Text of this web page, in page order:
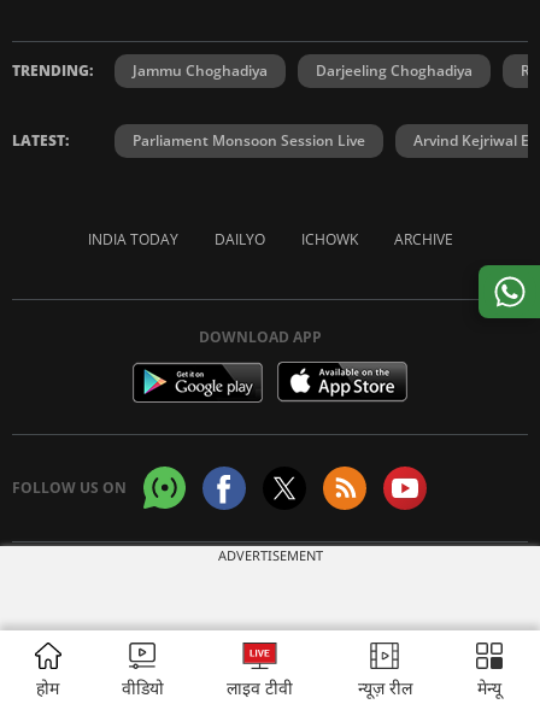
TRENDING: Jammu Choghadiya Darjeeling Choghadiya
LATEST: Parliament Monsoon Session Live Arvind Kejriwal
INDIA TODAY DAILYO ICHOWK ARCHIVE
DOWNLOAD APP
FOLLOW US ON
ADVERTISEMENT
होम वीडियो लाइव टीवी न्यूज़ रील मेन्यू